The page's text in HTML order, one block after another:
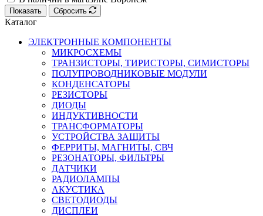
Показать Сбросить
Каталог
ЭЛЕКТРОННЫЕ КОМПОНЕНТЫ
МИКРОСХЕМЫ
ТРАНЗИСТОРЫ, ТИРИСТОРЫ, СИМИСТОРЫ
ПОЛУПРОВОДНИКОВЫЕ МОДУЛИ
КОНДЕНСАТОРЫ
РЕЗИСТОРЫ
ДИОДЫ
ИНДУКТИВНОСТИ
ТРАНСФОРМАТОРЫ
УСТРОЙСТВА ЗАЩИТЫ
ФЕРРИТЫ, МАГНИТЫ, СВЧ
РЕЗОНАТОРЫ, ФИЛЬТРЫ
ДАТЧИКИ
РАДИОЛАМПЫ
АКУСТИКА
СВЕТОДИОДЫ
ДИСПЛЕИ